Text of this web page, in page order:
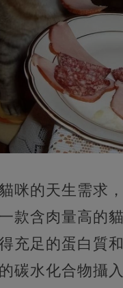
咪的天生需求
款含肉量高的
充足的蛋白質
碳水化合物攝入